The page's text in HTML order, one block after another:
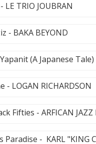
LE TRIO JOUBRAN
- BAKA BEYOND
(A Japanese Tale)
- LOGAN RICHARDSON
Fifties - ARFICAN JAZZ
Paradise - KARL "KING